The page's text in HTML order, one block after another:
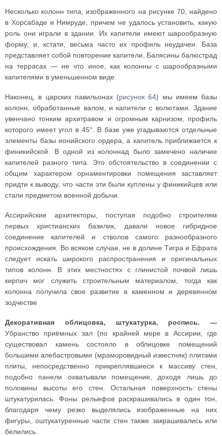
Несколько колонн типа, изображенного на рисунке 70, найдено
в Хорсабаде и Нимруде, причем не удалось установить, какую
роль они играли в здании. Их капители имеют шарообразную
форму, и, кстати, весьма часто их профиль неудачен. База
представляет собой повторение капители. Балясины балюстрад
на террасах — не что иное, как колонны с шарообразными
капителями в уменьшенном виде.
Наконец, в царских павильонах (рисунок 64) мы имеем базы
колонн, обработанные валом, и капители с волютами. Здание
увенчано тонким архитравом и огромным карнизом, профиль
которого имеет угол в 45°. В базе уже угадываются отдельные
элементы базы ионийского ордера, а капитель приближается к
финикийской. В одной из колоннад было замечено наличие
капителей разного типа. Это обстоятельство в соединении с
общим характером орнаментировки помещения заставляет
придти к выводу, что части эти были куплены у финикийцев или
стали предметом военной добычи.
Ассирийские архитекторы, поступая подобно строителям
первых христианских базилик, давали новое гибридное
соединение капителей и стволов самого разнообразного
происхождения. Во всяком случае, не в долине Tигра и Ефрата
следует искать широкого распространения и оригинальных
типов колонн. В этих местностях с глинистой почвой лишь
кирпич мог служить строительным материалом, тогда как
колонна получила свое развитие в каменном и деревянном
зодчестве
Декоративная облицовка, штукатурка, роспись. —
Убранство приёмных зал (по крайней мере в Ассирии, где
существовал камень состояло в облицовке помещений
большими алебастровыми (мраморовидный известняк) плитами
плиты, непосредственно прикреплявшиеся к массиву стен,
подобно панели охватывали помещение, доходя лишь до
половины высоты его стен. Остальная поверхность стены
штукатурилась. Фоны рельефов раскрашивались в один тон,
благодаря чему резко выделялись изображенные на них
фигуры, оштукатуренные части стен также закрашивались или
белились.